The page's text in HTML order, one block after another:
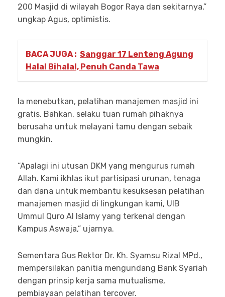
200 Masjid di wilayah Bogor Raya dan sekitarnya,”
ungkap Agus, optimistis.
BACA JUGA : Sanggar 17 Lenteng Agung
Halal Bihalal, Penuh Canda Tawa
Ia menebutkan, pelatihan manajemen masjid ini
gratis. Bahkan, selaku tuan rumah pihaknya
berusaha untuk melayani tamu dengan sebaik
mungkin.
“Apalagi ini utusan DKM yang mengurus rumah
Allah. Kami ikhlas ikut partisipasi urunan, tenaga
dan dana untuk membantu kesuksesan pelatihan
manajemen masjid di lingkungan kami, UIB
Ummul Quro Al Islamy yang terkenal dengan
Kampus Aswaja,” ujarnya.
Sementara Gus Rektor Dr. Kh. Syamsu Rizal MPd.,
mempersilakan panitia mengundang Bank Syariah
dengan prinsip kerja sama mutualisme,
pembiayaan pelatihan tercover.